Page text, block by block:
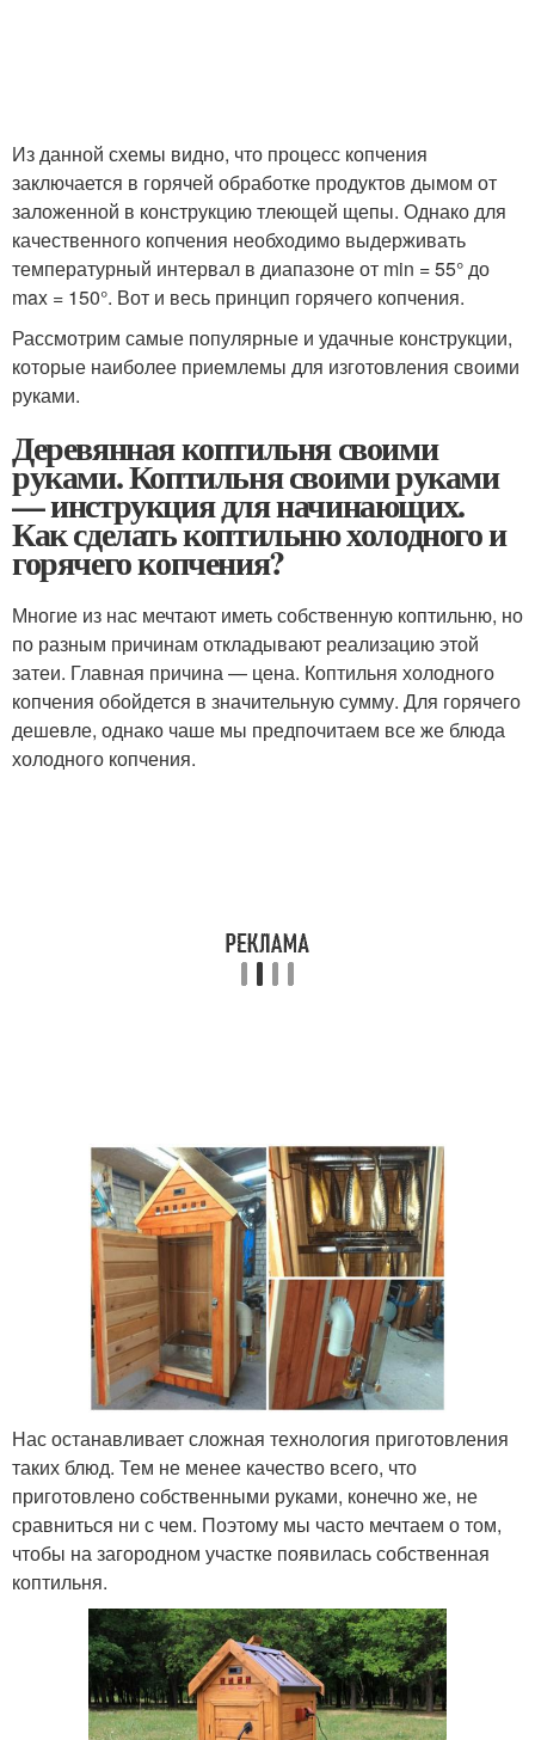
Из данной схемы видно, что процесс копчения
заключается в горячей обработке продуктов дымом от
заложенной в конструкцию тлеющей щепы. Однако для
качественного копчения необходимо выдерживать
температурный интервал в диапазоне от min = 55° до
max = 150°. Вот и весь принцип горячего копчения.
Рассмотрим самые популярные и удачные конструкции,
которые наиболее приемлемы для изготовления своими
руками.
Деревянная коптильня своими
руками. Коптильня своими руками
— инструкция для начинающих.
Как сделать коптильню холодного и
горячего копчения?
Многие из нас мечтают иметь собственную коптильню, но
по разным причинам откладывают реализацию этой
затеи. Главная причина — цена. Коптильня холодного
копчения обойдется в значительную сумму. Для горячего
дешевле, однако чаше мы предпочитаем все же блюда
холодного копчения.
Нас останавливает сложная технология приготовления
таких блюд. Тем не менее качество всего, что
приготовлено собственными руками, конечно же, не
сравниться ни с чем. Поэтому мы часто мечтаем о том,
чтобы на загородном участке появилась собственная
коптильня.